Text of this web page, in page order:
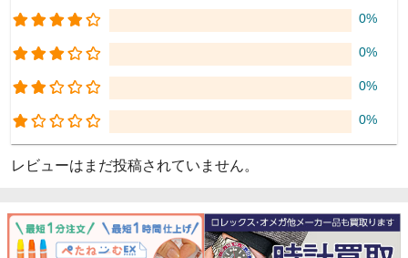
0%
0%
0%
0%
レビューはまだ投稿されていません。